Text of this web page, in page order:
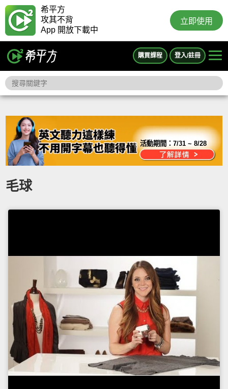
希平方
攻其不背
App 開放下載中
立即使用
購買課程 登入/註冊
活動期間：7/31 ~ 8/28
毛球